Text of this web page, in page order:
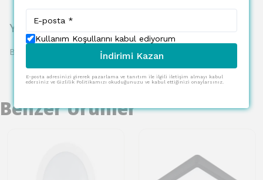
Yorumlar
Bu ürün için henüz yorum yapılmamış.
Benzer Ürünler
Kullanım Koşullarını kabul ediyorum
İndirimi Kazan
E-posta adresinizi girerek pazarlama ve tanıtım ile ilgili iletişim almayı kabul
edersiniz ve Gizlilik Politikamızı okuduğunuzu ve kabul ettiğinizi onaylarsınız.